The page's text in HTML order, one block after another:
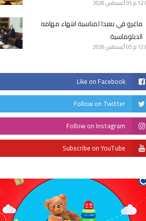
م 05 أغسطس 2026
ماغرو في بعبدا لمناسبة انتهاء مهامه
الدبلوماسية
م 05 أغسطس 2026
Like on Facebook
Follow on Twitter
Follow on Instagram
Subscribe on YouTube